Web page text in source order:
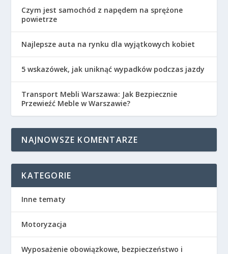
Czym jest samochód z napędem na sprężone
powietrze
Najlepsze auta na rynku dla wyjątkowych kobiet
5 wskazówek, jak uniknąć wypadków podczas jazdy
Transport Mebli Warszawa: Jak Bezpiecznie
Przewieźć Meble w Warszawie?
NAJNOWSZE KOMENTARZE
KATEGORIE
Inne tematy
Motoryzacja
Wyposażenie obowiązkowe, bezpieczeństwo i